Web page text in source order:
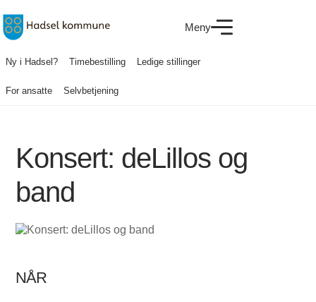
Meny
Ny i Hadsel? Timebestilling Ledige stillinger
For ansatte Selvbetjening
Konsert: deLillos og
band
NÅR